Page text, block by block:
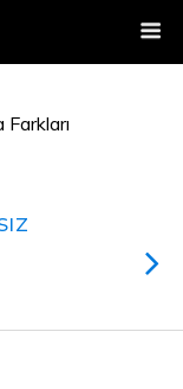
Farkları